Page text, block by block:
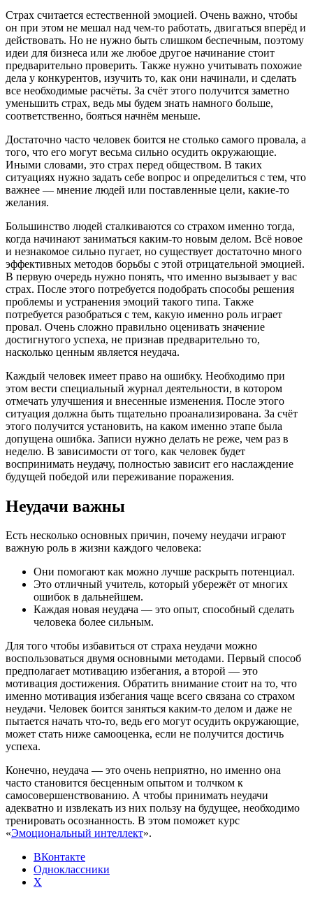
Страх считается естественной эмоцией. Очень важно, чтобы
он при этом не мешал над чем-то работать, двигаться вперёд и
действовать. Но не нужно быть слишком беспечным, поэтому
идеи для бизнеса или же любое другое начинание стоит
предварительно проверить. Также нужно учитывать похожие
дела у конкурентов, изучить то, как они начинали, и сделать
все необходимые расчёты. За счёт этого получится заметно
уменьшить страх, ведь мы будем знать намного больше,
соответственно, бояться начнём меньше.
Достаточно часто человек боится не столько самого провала, а
того, что его могут весьма сильно осудить окружающие.
Иными словами, это страх перед обществом. В таких
ситуациях нужно задать себе вопрос и определиться с тем, что
важнее — мнение людей или поставленные цели, какие-то
желания.
Большинство людей сталкиваются со страхом именно тогда,
когда начинают заниматься каким-то новым делом. Всё новое
и незнакомое сильно пугает, но существует достаточно много
эффективных методов борьбы с этой отрицательной эмоцией.
В первую очередь нужно понять, что именно вызывает у вас
страх. После этого потребуется подобрать способы решения
проблемы и устранения эмоций такого типа. Также
потребуется разобраться с тем, какую именно роль играет
провал. Очень сложно правильно оценивать значение
достигнутого успеха, не признав предварительно то,
насколько ценным является неудача.
Каждый человек имеет право на ошибку. Необходимо при
этом вести специальный журнал деятельности, в котором
отмечать улучшения и внесенные изменения. После этого
ситуация должна быть тщательно проанализирована. За счёт
этого получится установить, на каком именно этапе была
допущена ошибка. Записи нужно делать не реже, чем раз в
неделю. В зависимости от того, как человек будет
воспринимать неудачу, полностью зависит его наслаждение
будущей победой или переживание поражения.
Неудачи важны
Есть несколько основных причин, почему неудачи играют
важную роль в жизни каждого человека:
Они помогают как можно лучше раскрыть потенциал.
Это отличный учитель, который убережёт от многих
ошибок в дальнейшем.
Каждая новая неудача — это опыт, способный сделать
человека более сильным.
Для того чтобы избавиться от страха неудачи можно
воспользоваться двумя основными методами. Первый способ
предполагает мотивацию избегания, а второй — это
мотивация достижения. Обратить внимание стоит на то, что
именно мотивация избегания чаще всего связана со страхом
неудачи. Человек боится заняться каким-то делом и даже не
пытается начать что-то, ведь его могут осудить окружающие,
может стать ниже самооценка, если не получится достичь
успеха.
Конечно, неудача — это очень неприятно, но именно она
часто становится бесценным опытом и толчком к
самосовершенствованию. А чтобы принимать неудачи
адекватно и извлекать из них пользу на будущее, необходимо
тренировать осознанность. В этом поможет курс
«Эмоциональный интеллект».
ВКонтакте
Одноклассники
X